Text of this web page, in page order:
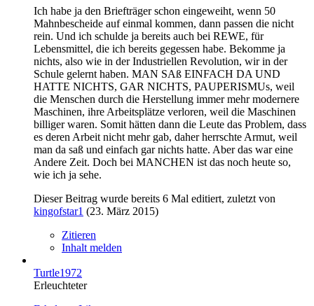
Ich habe ja den Briefträger schon eingeweiht, wenn 50
Mahnbescheide auf einmal kommen, dann passen die nicht
rein. Und ich schulde ja bereits auch bei REWE, für
Lebensmittel, die ich bereits gegessen habe. Bekomme ja
nichts, also wie in der Industriellen Revolution, wir in der
Schule gelernt haben. MAN SAß EINFACH DA UND
HATTE NICHTS, GAR NICHTS, PAUPERISMUs, weil
die Menschen durch die Herstellung immer mehr modernere
Maschinen, ihre Arbeitsplätze verloren, weil die Maschinen
billiger waren. Somit hätten dann die Leute das Problem, dass
es deren Arbeit nicht mehr gab, daher herrschte Armut, weil
man da saß und einfach gar nichts hatte. Aber das war eine
Andere Zeit. Doch bei MANCHEN ist das noch heute so,
wie ich ja sehe.
Dieser Beitrag wurde bereits 6 Mal editiert, zuletzt von
kingofstar1 (23. März 2015)
Zitieren
Inhalt melden
Turtle1972
Erleuchteter